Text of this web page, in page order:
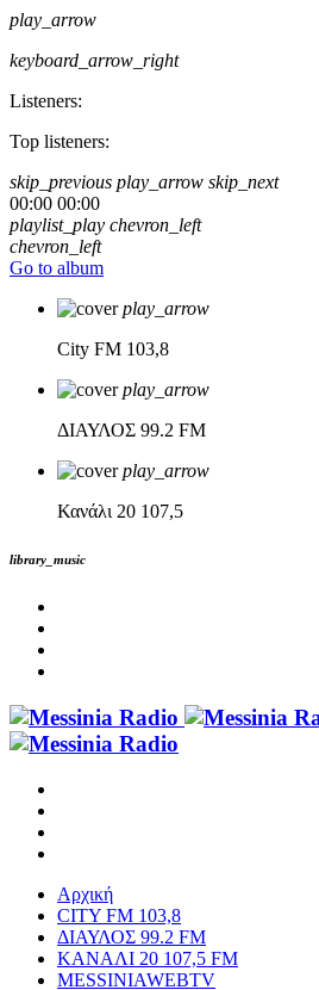
play_arrow
keyboard_arrow_right
Listeners:
Top listeners:
skip_previous play_arrow skip_next
00:00 00:00
playlist_play chevron_left
chevron_left
Go to album
play_arrow
City FM 103,8
play_arrow
ΔΙΑΥΛΟΣ 99.2 FM
play_arrow
Κανάλι 20 107,5
library_music
Αρχική
CITY FM 103,8
ΔΙΑΥΛΟΣ 99.2 FM
ΚΑΝΑΛΙ 20 107,5 FM
MESSINIAWEBTV